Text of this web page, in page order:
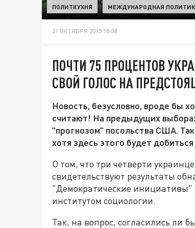
ПОЛИТКУХНЯ МЕЖДУНАРОДНАЯ
21 ОКТЯБРЯ 2015 18:08
ПОЧТИ 75 ПРОЦЕНТОВ
СВОЙ ГОЛОС НА
Новость, безусловно, вроде бы
считают! На предыдущих
"прогнозом" посольства США.
хотя здесь этого будет
О том, что три четверти
свидетельствуют результаты
"Демократические
институтом социологии.
Так, на вопрос, согласились ли